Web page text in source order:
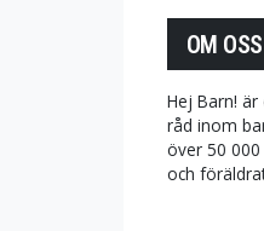
OM OSS
Hej Barn!
råd inom
över 50
och